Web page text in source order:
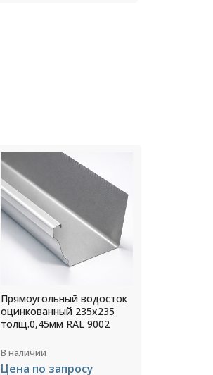
Прямоугольный водосток
оцинкованный 186х80
толщ.0,45мм RAL 8019
В наличии
Цена по запросу